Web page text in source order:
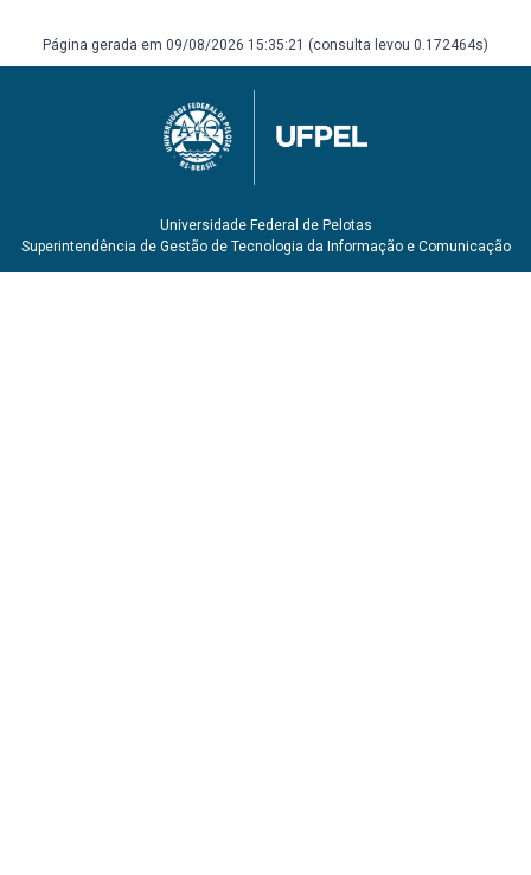
Página gerada em 09/08/2026 15:35:21 (consulta levou 0.172464s)
Universidade Federal de Pelotas
Superintendência de Gestão de Tecnologia da Informação e Comunicação